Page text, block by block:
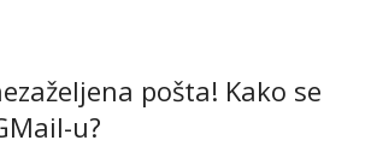
pošta! Kako se
u?